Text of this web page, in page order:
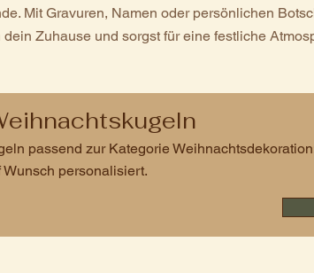
Mit Gravuren, Namen oder persönlichen
Zuhause und sorgst für eine festliche
passend zur Kategorie
personalisiert.